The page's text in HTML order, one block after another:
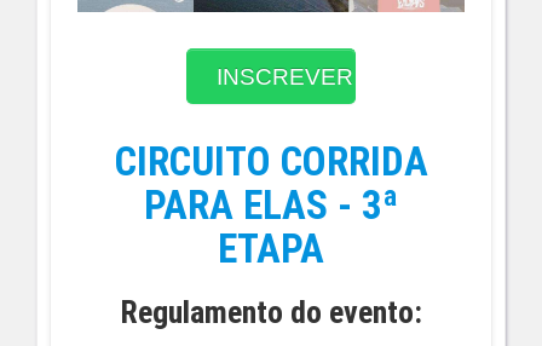
INSCREVER
CIRCUITO CORRIDA
PARA ELAS - 3ª
ETAPA
Regulamento do evento: